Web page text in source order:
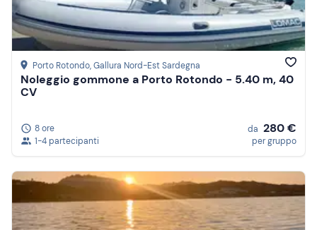
Porto Rotondo, Gallura Nord-Est Sardegna
Noleggio gommone a Porto Rotondo - 5.40 m, 40
CV
8 ore
1-4 partecipanti
da 280 €
per gruppo